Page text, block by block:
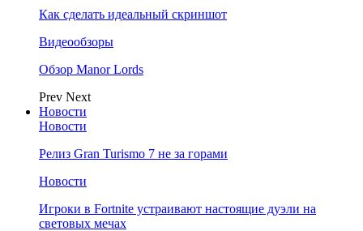
Как сделать идеальный скриншот
Видеообзоры
Обзор Manor Lords
Prev Next
Новости
Новости
Релиз Gran Turismo 7 не за горами
Новости
Игроки в Fortnite устраивают настоящие дуэли на
световых мечах